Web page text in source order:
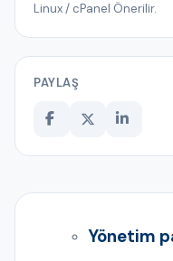
Yönetim
Linux / cPanel Önerilir.
PAYLAŞ